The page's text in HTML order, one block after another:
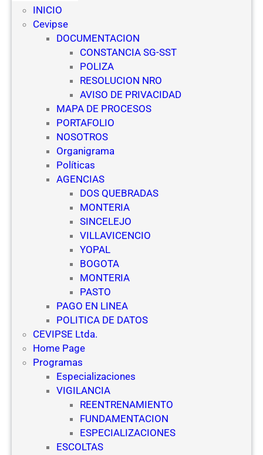
INICIO
Cevipse
DOCUMENTACION
CONSTANCIA SG-SST
POLIZA
RESOLUCION NRO
AVISO DE PRIVACIDAD
MAPA DE PROCESOS
PORTAFOLIO
NOSOTROS
Organigrama
Políticas
AGENCIAS
DOS QUEBRADAS
MONTERIA
SINCELEJO
VILLAVICENCIO
YOPAL
BOGOTA
MONTERIA
PASTO
PAGO EN LINEA
POLITICA DE DATOS
CEVIPSE Ltda.
Home Page
Programas
Especializaciones
VIGILANCIA
REENTRENAMIENTO
FUNDAMENTACION
ESPECIALIZACIONES
ESCOLTAS